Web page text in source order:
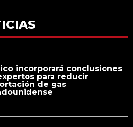
incorporará conclusiones
para reducir
de gas